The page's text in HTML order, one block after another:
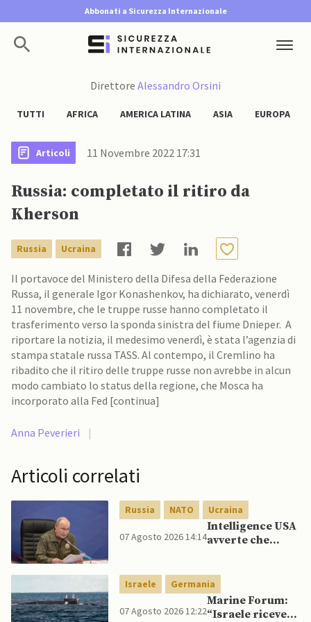
Abbonati a Sicurezza Internazionale
Direttore Alessandro Orsini
TUTTI AFRICA AMERICA LATINA ASIA EUROPA
Articoli 11 Novembre 2022 17:31
Russia: completato il ritiro da
Kherson
Russia Ucraina
Il portavoce del Ministero della Difesa della Federazione
Russa, il generale Igor Konashenkov, ha dichiarato, venerdì
11 novembre, che le truppe russe hanno completato il
trasferimento verso la sponda sinistra del fiume Dnieper. A
riportare la notizia, il medesimo venerdì, è stata l’agenzia di
stampa statale russa TASS. Al contempo, il Cremlino ha
ribadito che il ritiro delle truppe russe non avrebbe in alcun
modo cambiato lo status della regione, che Mosca ha
incorporato alla Fed [continua]
Anna Peverieri |
Articoli correlati
Russia NATO Ucraina
07 Agosto 2026 14:14
Intelligence USA
avverte che
mentre è ancora
impegnato in
Ucraina
Israele Germania
07 Agosto 2026 12:22
Marine Forum:
“Israele riceve